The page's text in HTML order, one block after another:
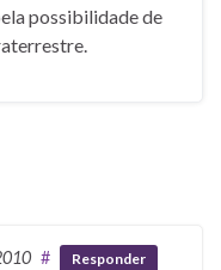
possibilidade de
# Responder